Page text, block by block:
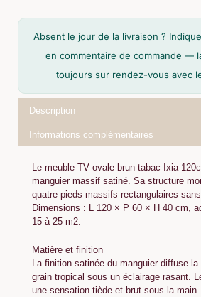
Absent le jour de la livraison ?
en commentaire de commande —
toujours sur rendez-vous avec
Description
Informations complémentaires
Le meuble TV ovale brun tabac Ixia
manguier massif satiné. Sa structure
quatre pieds massifs rectangulaires
Dimensions : L 120 × P 60 × H 40 cm,
15 à 25 m2.
Matière et finition
La finition satinée du manguier diffuse
grain tropical sous un éclairage rasant.
une sensation tiède et brut sous la